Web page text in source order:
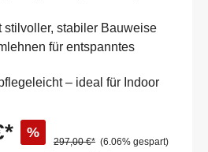
stilvoller, stabiler Bauweise
für entspanntes
– ideal für Indoor
%
297,00 €* (6.06% gespart)